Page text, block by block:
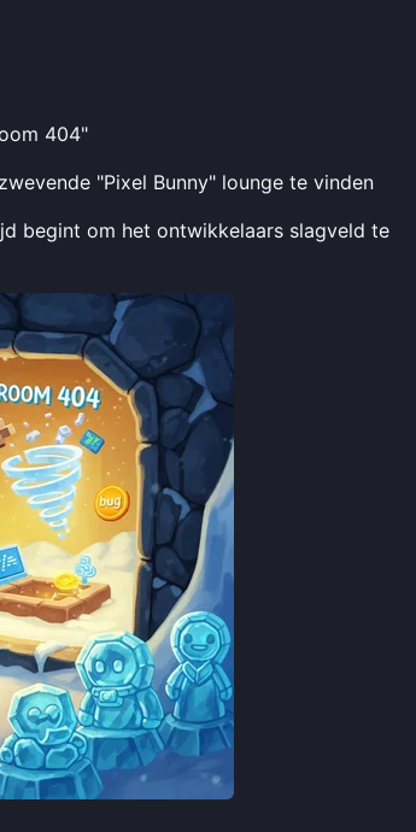
404"
"Pixel Bunny" lounge te vinden
om het ontwikkelaars slagveld te